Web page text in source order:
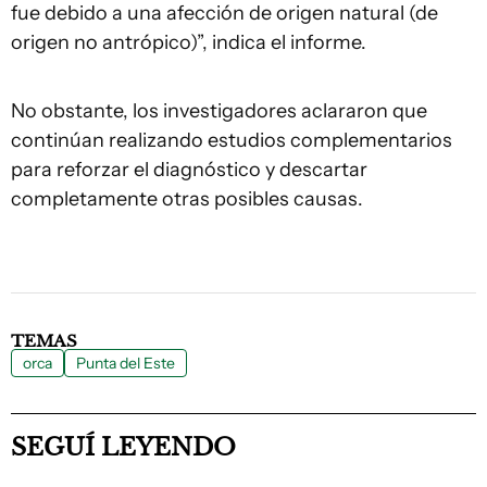
fue debido a una afección de origen natural (de
origen no antrópico)”, indica el informe.
No obstante, los investigadores aclararon que
continúan realizando estudios complementarios
para reforzar el diagnóstico y descartar
completamente otras posibles causas.
TEMAS
orca Punta del Este
SEGUÍ LEYENDO